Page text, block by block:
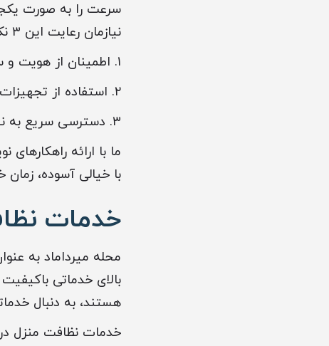
سرعت را به صورت
نیازمان رعایت این ۳ نکته کلیدی است:
۱. اطمینان از هویت و سوءپیشینه نیروهای اعزامی توسط شرکت‌های معتبر.
۲. استفاده از تجهیزات مدرن و مواد شوینده استاندارد برای حفظ سلامت سطوح لوکس.
۳. دسترسی سریع به نیروها در ساعات اوج ترافیک بلوار میرداماد و جردن.
ما با ارائه
با خیالی آسوده،
خدمات
محله میرداماد به
بالای خدماتی
هستند، به دنبال
خدمات نظافت منزل